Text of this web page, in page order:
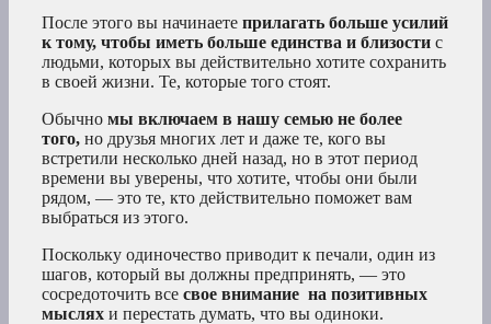
После этого вы начинаете прилагать больше усилий
к тому, чтобы иметь больше единства и близости с
людьми, которых вы действительно хотите сохранить
в своей жизни. Те, которые того стоят.
Обычно мы включаем в нашу семью не более
того, но друзья многих лет и даже те, кого вы
встретили несколько дней назад, но в этот период
времени вы уверены, что хотите, чтобы они были
рядом, — это те, кто действительно поможет вам
выбраться из этого.
Поскольку одиночество приводит к печали, один из
шагов, который вы должны предпринять, — это
сосредоточить все свое внимание на позитивных
мыслях и перестать думать, что вы одиноки.